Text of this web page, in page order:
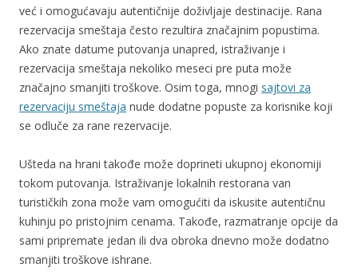
već i omogućavaju autentičnije doživljaje destinacije. Rana
rezervacija smeštaja često rezultira značajnim popustima.
Ako znate datume putovanja unapred, istraživanje i
rezervacija smeštaja nekoliko meseci pre puta može
značajno smanjiti troškove. Osim toga, mnogi sajtovi za
rezervaciju smeštaja nude dodatne popuste za korisnike koji
se odluče za rane rezervacije.
Ušteda na hrani takođe može doprineti ukupnoj ekonomiji
tokom putovanja. Istraživanje lokalnih restorana van
turističkih zona može vam omogućiti da iskusite autentičnu
kuhinju po pristojnim cenama. Takođe, razmatranje opcije da
sami pripremate jedan ili dva obroka dnevno može dodatno
smanjiti troškove ishrane.